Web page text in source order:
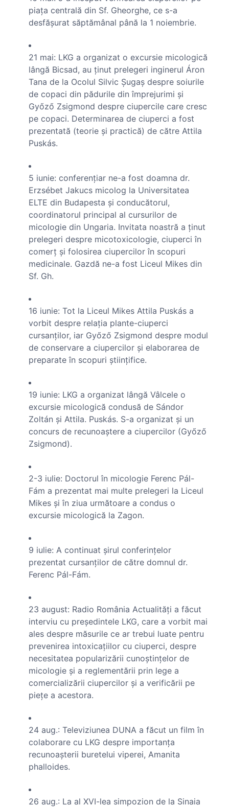
piaţa centrală din Sf. Gheorghe, ce s-a
desfăşurat săptămânal până la 1 noiembrie.
21 mai: LKG a organizat o excursie micologică
lângă Bicsad, au ţinut prelegeri inginerul Áron
Tana de la Ocolul Silvic Şugaş despre soiurile
de copaci din pădurile din împrejurimi şi
Győző Zsigmond despre ciupercile care cresc
pe copaci. Determinarea de ciuperci a fost
prezentată (teorie şi practică) de către Attila
Puskás.
5 iunie: conferenţiar ne-a fost doamna dr.
Erzsébet Jakucs micolog la Universitatea
ELTE din Budapesta şi conducătorul,
coordinatorul principal al cursurilor de
micologie din Ungaria. Invitata noastră a ţinut
prelegeri despre micotoxicologie, ciuperci în
comerţ şi folosirea ciupercilor în scopuri
medicinale. Gazdă ne-a fost Liceul Mikes din
Sf. Gh.
16 iunie: Tot la Liceul Mikes Attila Puskás a
vorbit despre relaţia plante-ciuperci
cursanţilor, iar Győző Zsigmond despre modul
de conservare a ciupercilor şi elaborarea de
preparate în scopuri ştiinţifice.
19 iunie: LKG a organizat lângă Vâlcele o
excursie micologică condusă de Sándor
Zoltán şi Attila. Puskás. S-a organizat şi un
concurs de recunoaştere a ciupercilor (Győző
Zsigmond).
2-3 iulie: Doctorul în micologie Ferenc Pál-
Fám a prezentat mai multe prelegeri la Liceul
Mikes şi în ziua următoare a condus o
excursie micologică la Zagon.
9 iulie: A continuat şirul conferinţelor
prezentat cursanţilor de către domnul dr.
Ferenc Pál-Fám.
23 august: Radio România Actualităţi a făcut
interviu cu preşedintele LKG, care a vorbit mai
ales despre măsurile ce ar trebui luate pentru
prevenirea intoxicaţiilor cu ciuperci, despre
necesitatea popularizării cunoştinţelor de
micologie şi a reglementării prin lege a
comercializării ciupercilor şi a verificării pe
pieţe a acestora.
24 aug.: Televiziunea DUNA a făcut un film în
colaborare cu LKG despre importanţa
recunoaşterii buretelui viperei, Amanita
phalloides.
26 aug.: La al XVI-lea simpozion de la Sinaia